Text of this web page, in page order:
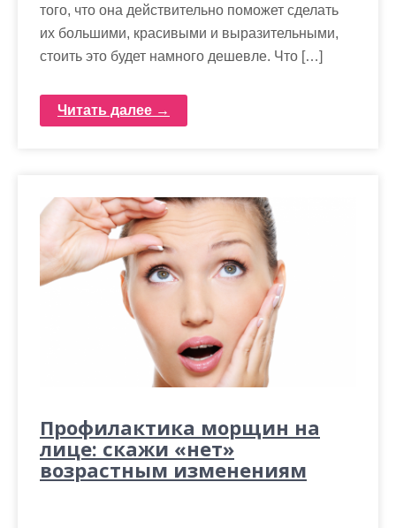
того, что она действительно поможет сделать
их большими, красивыми и выразительными,
стоить это будет намного дешевле. Что […]
Читать далее →
Профилактика морщин на
лице: скажи «нет»
возрастным изменениям